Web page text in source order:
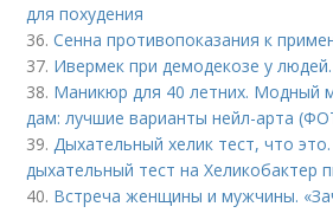
для похудения
36.Сенна противопоказания к
37. Ивермек при демодекозе у
38. Маникюр для 40 летних. Модный
дам: лучшие варианты нейл-арта
39.Дыхательный хелик тест, что
дыхательный тест на Хеликобактер
40. Встреча женщины и мужчины.